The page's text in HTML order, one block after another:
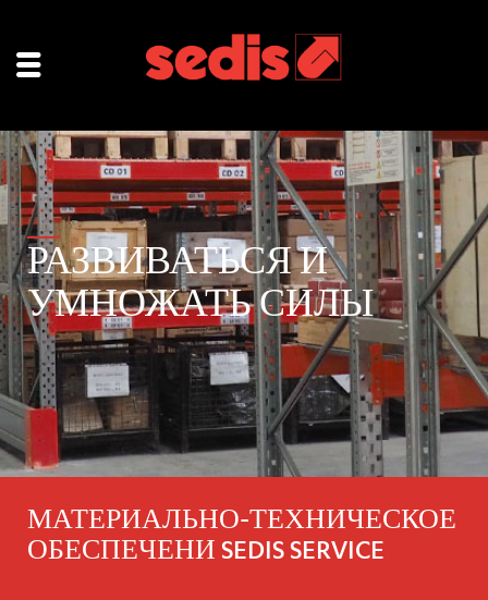
РАЗВИВАТЬСЯ И
УМНОЖАТЬ СИЛЫ
МАТЕРИАЛЬНО-ТЕХНИЧЕСКОЕ
ОБЕСПЕЧЕНИ SEDIS SERVICE